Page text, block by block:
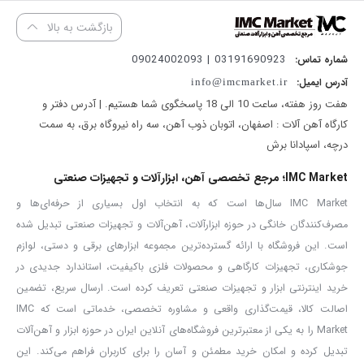
دارای
برای جلوگیری از سقوط ناگهانی بار
طراحی مقاوم و مناسب استفاده در محیط‌های صنعتی و کارگاهی
مناسب برای بلند کردن و جابه‌جایی عمودی بارهای سنگین
جرثقیل دستی مدل 4582 برای جابه‌جایی بارهای سنگین در محیط‌هایی که
دسترسی به تجهیزات بالابر بزرگ امکان‌پذیر نیست، کاربرد زیادی دارد. از
این جرثقیل می‌توان در
ظرفیت 2 تنی این دستگاه امکان بلند کردن طیف گسترده‌ای از تجهیزات و
قطعات سنگین را فراهم کرده و ارتفاع لیفت 3 متری نیز فضای مناسبی
برای انجام عملیات جابه‌جایی عمودی ایجاد می‌کند.
هنگام خرید جرثقیل دستی، توجه به عواملی مانندظرفیت باربرداری،
ارتفاع لیفت، طول زنجیر، نیروی مورد نیاز برای کار، کیفیت زنجیر،
سیستم قفل ایمنی و استحکام بدنه و قطعات
جرثقیل دستی آروا مدل 4582 با ظرفیت 2 تن، ارتفاع لیفت 3 متر، زنجیر
بازگشت به بالا
شماره تماس: 03191690923 | 09024002093
آدرس ایمیل: info@imcmarket.ir
هفت روز هفته، ساعت 10 الی 18 پاسخگوی شما هستیم. | آدرس دفتر و
کارگاه آهن آلات : اصفهان، اتوبان ذوب آهن، سه راه نیروگاه برق، به سمت
درچه، اسپادانا برش
IMC Market؛ مرجع تخصصی آهن، ابزارآلات و تجهیزات صنعتی
IMC Market سال‌ها است که به انتخاب اول بسیاری از حرفه‌ای‌ها و
مصرف‌کنندگان خانگی در حوزه ابزارآلات، آهن‌آلات و تجهیزات صنعتی تبدیل شده
است. این فروشگاه با ارائه گسترده‌ترین مجموعه ابزارهای برقی و دستی، لوازم
جوشکاری، تجهیزات کارگاهی و محصولات فلزی باکیفیت، استاندارد جدیدی در
خرید اینترنتی ابزار و تجهیزات صنعتی تعریف کرده است. ارسال سریع، تضمین
اصالت کالا، قیمت‌گذاری واقعی و مشاوره تخصصی، خدماتی است که IMC
Market را به یکی از معتبرترین فروشگاه‌های آنلاین ایران در حوزه ابزار و آهن‌آلات
تبدیل کرده و امکان خرید مطمئن و آسان را برای کاربران فراهم می‌کند. این